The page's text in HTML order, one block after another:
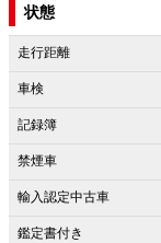
状態
走行距離
車検
記録簿
禁煙車
輸入認定中古車
鑑定書付き